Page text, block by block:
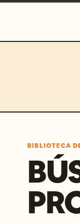
BIBLIOTECA